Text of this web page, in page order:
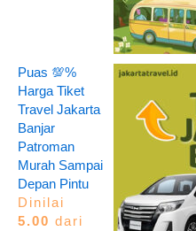
Puas 💯%
Harga Tiket
Travel Jakarta
Banjar
Patroman
Murah Sampai
Depan Pintu
Dinilai
5.00 dari